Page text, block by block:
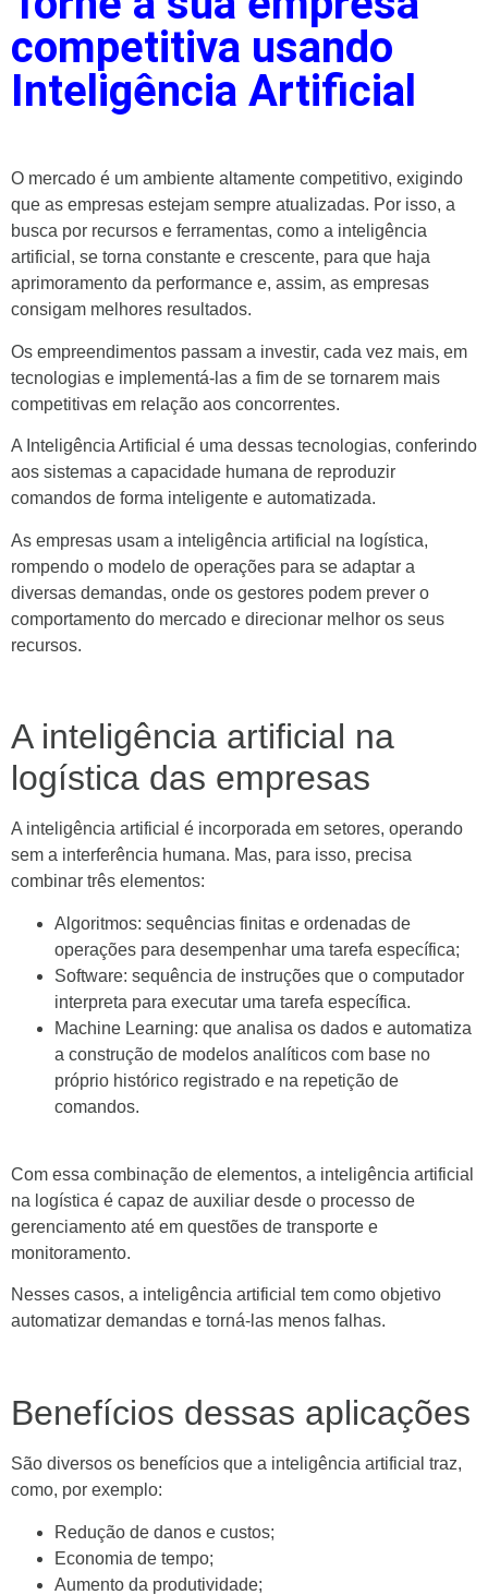
competitiva usando
Inteligência Artificial
O mercado é um ambiente altamente competitivo, exigindo
que as empresas estejam sempre atualizadas. Por isso, a
busca por recursos e ferramentas, como a inteligência
artificial, se torna constante e crescente, para que haja
aprimoramento da performance e, assim, as empresas
consigam melhores resultados.
Os empreendimentos passam a investir, cada vez mais, em
tecnologias e implementá-las a fim de se tornarem mais
competitivas em relação aos concorrentes.
A Inteligência Artificial é uma dessas tecnologias, conferindo
aos sistemas a capacidade humana de reproduzir
comandos de forma inteligente e automatizada.
As empresas usam a inteligência artificial na logística,
rompendo o modelo de operações para se adaptar a
diversas demandas, onde os gestores podem prever o
comportamento do mercado e direcionar melhor os seus
recursos.
A inteligência artificial na
logística das empresas
A inteligência artificial é incorporada em setores, operando
sem a interferência humana. Mas, para isso, precisa
combinar três elementos:
Algoritmos: sequências finitas e ordenadas de
operações para desempenhar uma tarefa específica;
Software: sequência de instruções que o computador
interpreta para executar uma tarefa específica.
Machine Learning: que analisa os dados e automatiza
a construção de modelos analíticos com base no
próprio histórico registrado e na repetição de
comandos.
Com essa combinação de elementos, a inteligência artificial
na logística é capaz de auxiliar desde o processo de
gerenciamento até em questões de transporte e
monitoramento.
Nesses casos, a inteligência artificial tem como objetivo
automatizar demandas e torná-las menos falhas.
Benefícios dessas aplicações
São diversos os benefícios que a inteligência artificial traz,
como, por exemplo:
Redução de danos e custos;
Economia de tempo;
Aumento da produtividade;